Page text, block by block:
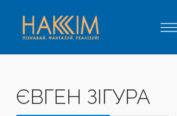
ЄВГЕН ЗІГУРА